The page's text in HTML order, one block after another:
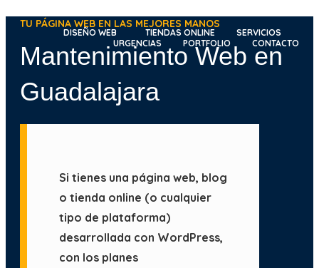
contenido
DISEÑO WEB TIENDAS ONLINE
SERVICIOS
URGENCIAS
PORTFOLIO CONTACTO
TU PÁGINA WEB EN LAS MEJORES MANOS
Mantenimiento Web en
Guadalajara
Si tienes una página web, blog
o tienda online (o cualquier
tipo de plataforma)
desarrollada con WordPress,
con los planes